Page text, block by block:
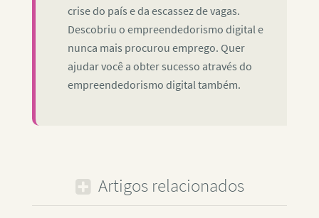
crise do país e da escassez de vagas.
Descobriu o empreendedorismo digital e
nunca mais procurou emprego. Quer
ajudar você a obter sucesso através do
empreendedorismo digital também.
Artigos relacionados